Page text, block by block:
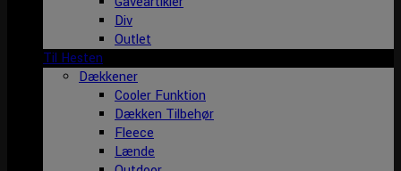
Div
Outlet
Til Hesten
Dækkener
Cooler Funktion
Dækken Tilbehør
Fleece
Lænde